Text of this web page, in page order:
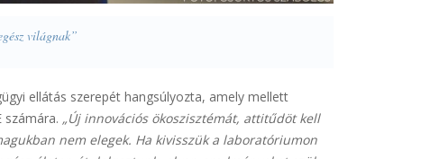
világnak”
ellátás szerepét hangsúlyozta, amely mellett
„Új innovációs ökoszisztémát, attitűdöt kell
nem elegek. Ha kivisszük a laboratóriumon